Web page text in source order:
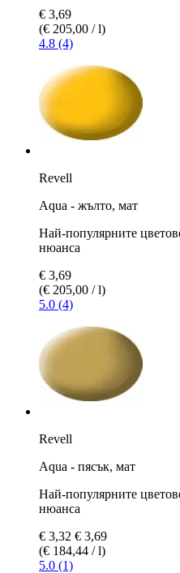
€ 3,69
(€ 205,00 / l)
4.8 (4)
Revell
Aqua - жълто, мат
Най-популярните
нюанса
€ 3,69
(€ 205,00 / l)
5.0 (4)
Revell
Aqua - пясък, мат
Най-популярните
нюанса
€ 3,32 € 3,69
(€ 184,44 / l)
5.0 (1)